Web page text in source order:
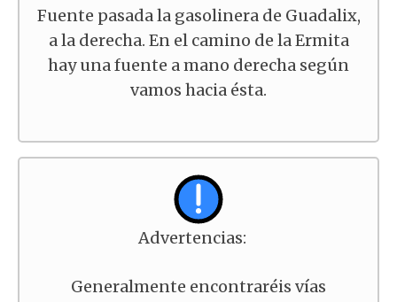
Fuente pasada la gasolinera de Guadalix,
a la derecha. En el camino de la Ermita
hay una fuente a mano derecha según
vamos hacia ésta.
Advertencias:
Generalmente encontraréis vías